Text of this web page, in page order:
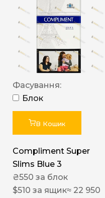
Фасування:
Блок
В Кошик
Compliment Super
Slims Blue 3
₴550 за блок
$510 за ящик≈ 22 950